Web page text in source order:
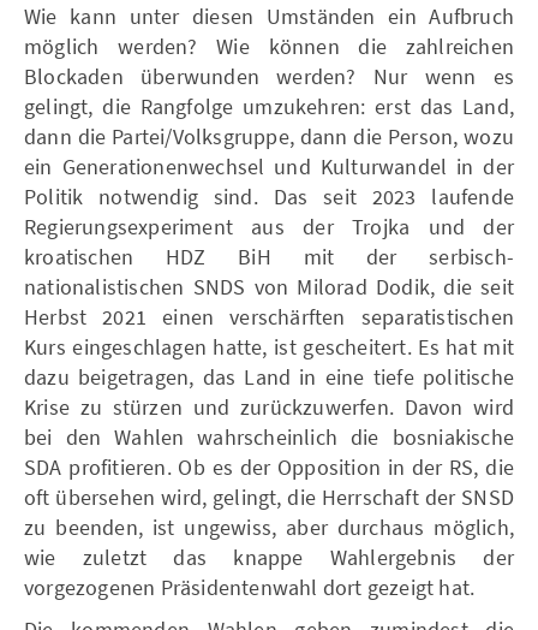
Wie kann unter diesen Umständen ein Aufbruch
möglich werden? Wie können die zahlreichen
Blockaden überwunden werden? Nur wenn es
gelingt, die Rangfolge umzukehren: erst das Land,
dann die Partei/Volksgruppe, dann die Person, wozu
ein Generationenwechsel und Kulturwandel in der
Politik notwendig sind. Das seit 2023 laufende
Regierungsexperiment aus der Trojka und der
kroatischen HDZ BiH mit der serbisch-
nationalistischen SNDS von Milorad Dodik, die seit
Herbst 2021 einen verschärften separatistischen
Kurs eingeschlagen hatte, ist gescheitert. Es hat mit
dazu beigetragen, das Land in eine tiefe politische
Krise zu stürzen und zurückzuwerfen. Davon wird
bei den Wahlen wahrscheinlich die bosniakische
SDA profitieren. Ob es der Opposition in der RS, die
oft übersehen wird, gelingt, die Herrschaft der SNSD
zu beenden, ist ungewiss, aber durchaus möglich,
wie zuletzt das knappe Wahlergebnis der
vorgezogenen Präsidentenwahl dort gezeigt hat.